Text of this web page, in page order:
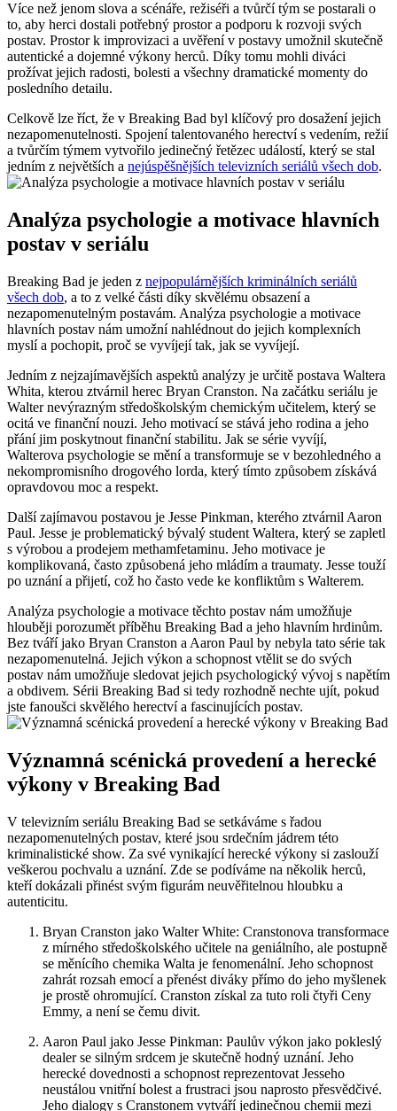
Více ⁤než ‌jenom slova⁢ a scénáře, režiséři ⁢a ‍tvůrčí ⁣tým se postarali o⁣
to, aby herci ⁣dostali ⁤potřebný prostor a podporu k rozvoji svých‍
postav. Prostor k improvizaci a uvěření v postavy ⁤umožnil skutečně
autentické ​a‍ dojemné výkony herců. Díky tomu⁢ mohli diváci
prožívat jejich radosti, bolesti a všechny ⁣dramatické⁤ momenty ⁣do
posledního detailu.
Celkově lze říct, ​že v⁢ Breaking⁣ Bad‍ byl klíčový pro ⁣dosažení jejich
nezapomenutelnosti. Spojení talentovaného herectví s vedením, režií
a tvůrčím týmem vytvořilo jedinečný řetězec událostí, který se stal
jedním z největších a nejúspěšnějších televizních⁣ seriálů všech​ dob.
Analýza psychologie a motivace hlavních
⁣postav v seriálu
Breaking Bad je⁢ jeden z nejpopulárnějších kriminálních seriálů
všech dob, a to z⁤ velké části díky skvělému⁢ obsazení a
nezapomenutelným postavám. Analýza psychologie a motivace
hlavních postav nám umožní nahlédnout⁢ do jejich komplexních
myslí ​a pochopit, proč se vyvíjejí tak, jak ⁢se vyvíjejí.
Jedním⁣ z nejzajímavějších⁢ aspektů analýzy je určitě postava Waltera
Whita, kterou ztvárnil ‍herec Bryan Cranston. Na začátku ⁤seriálu je
Walter‌ nevýrazným středoškolským chemickým učitelem, který ⁤se
ocitá ve finanční nouzi. Jeho‍ motivací ‍se stává jeho rodina a jeho
‍přání jim ​poskytnout finanční stabilitu. Jak se série vyvíjí,
Walterova ⁢psychologie⁣ se mění a transformuje se v bezohledného a
nekompromisního drogového lorda, který tímto způsobem získává
opravdovou moc⁣ a respekt.
Další zajímavou postavou ⁢je Jesse Pinkman, kterého ztvárnil Aaron
Paul. Jesse je‍ problematický bývalý student Waltera, který se zapletl
⁣s výrobou a prodejem methamfetaminu. Jeho motivace je⁤
komplikovaná, často způsobená jeho ⁤mládím a traumaty. Jesse touží
po​ uznání⁤ a přijetí, což ho často vede ke ‌konfliktům s Walterem.
Analýza‌ psychologie a motivace těchto postav ⁢nám ⁢umožňuje
hlouběji porozumět příběhu Breaking ​Bad a⁣ jeho hlavním hrdinům.
Bez tváří jako Bryan Cranston a Aaron Paul by nebyla tato série tak
nezapomenutelná. Jejich výkon a schopnost vtělit​ se do⁤ svých
postav nám ​umožňuje sledovat jejich psychologický vývoj s napětím
a obdivem. Sérii Breaking⁢ Bad si ⁣tedy rozhodně ⁢nechte​ ujít, pokud
jste fanoušci skvělého herectví a fascinujících postav.
Významná scénická ‍provedení ‌a herecké
výkony ⁣v Breaking Bad
V televizním seriálu Breaking Bad se setkáváme s ⁣řadou
nezapomenutelných ⁢postav, které jsou srdečním jádrem této​
kriminalistické show. Za své ⁤vynikající herecké výkony si zaslouží
veškerou pochvalu a uznání. Zde se podíváme na několik herců,
kteří dokázali přinést svým figurám neuvěřitelnou hloubku a
autenticitu.
Bryan Cranston jako Walter ​White:​ Cranstonova transformace
z‍ mírného‍ středoškolského učitele na geniálního, ale postupně
se měnícího‌ chemika Walta je fenomenální. Jeho schopnost
zahrát rozsah emocí a‌ přenést diváky přímo ⁣do jeho myšlenek
je prostě ohromující. Cranston získal za tuto roli ⁢čtyři Ceny
Emmy, a​ není se čemu divit.
Aaron Paul⁢ jako Jesse⁣ Pinkman: Paulův výkon jako pokleslý
dealer se silným srdcem⁤ je​ skutečně hodný uznání. Jeho‌
herecké dovednosti‍ a schopnost reprezentovat⁢ Jesseho
neustálou ⁤vnitřní bolest a frustraci jsou ⁢naprosto přesvědčivé.
Jeho dialogy s Cranstonem vytváří jedinečnou chemii mezi